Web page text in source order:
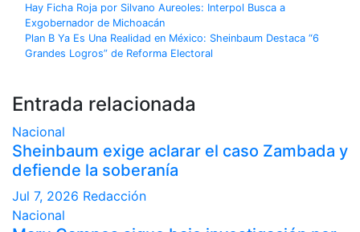
Hay Ficha Roja por Silvano Aureoles: Interpol Busca a
Exgobernador de Michoacán
Plan B Ya Es Una Realidad en México: Sheinbaum Destaca “6
Grandes Logros” de Reforma Electoral
Entrada relacionada
Nacional
Sheinbaum exige aclarar el caso Zambada y
defiende la soberanía
Jul 7, 2026 Redacción
Nacional